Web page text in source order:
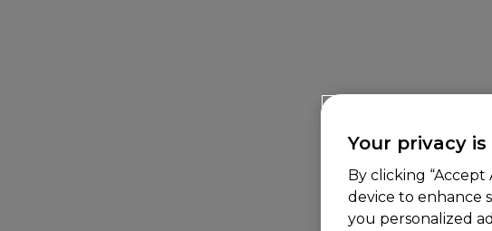
Your privacy
By clicking
device to enhance
you personalized